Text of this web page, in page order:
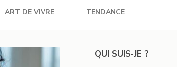
ART DE VIVRE TENDANCE
QUI SUIS-JE ?